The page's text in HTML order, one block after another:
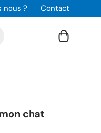
nous ? Contact
Panier
chat